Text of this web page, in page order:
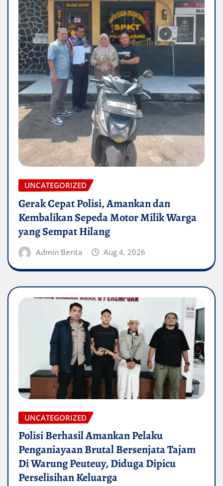
UNCATEGORIZED
Gerak Cepat Polisi, Amankan dan
Kembalikan Sepeda Motor Milik Warga
yang Sempat Hilang
Admin Berita Aug 4, 2026
UNCATEGORIZED
Polisi Berhasil Amankan Pelaku
Penganiayaan Brutal Bersenjata Tajam
Di Warung Peuteuy, Diduga Dipicu
Perselisihan Keluarga